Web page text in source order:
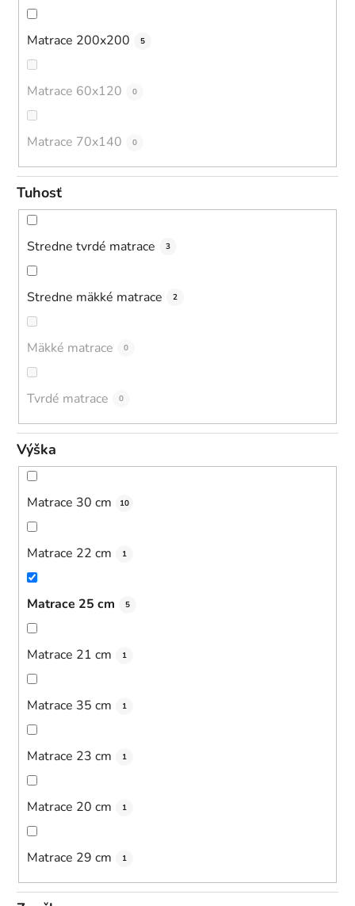
Matrace 200x200 5
Matrace 60x120 0
Matrace 70x140 0
Tuhosť
Stredne tvrdé matrace 3
Stredne mäkké matrace 2
Mäkké matrace 0
Tvrdé matrace 0
Výška
Matrace 30 cm 10
Matrace 22 cm 1
Matrace 25 cm 5
Matrace 21 cm 1
Matrace 35 cm 1
Matrace 23 cm 1
Matrace 20 cm 1
Matrace 29 cm 1